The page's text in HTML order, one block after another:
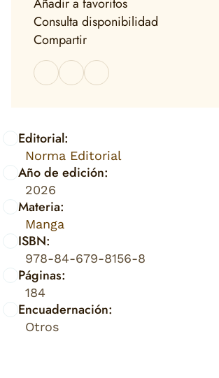
Editorial:
Norma Editorial
Año de edición:
2026
Materia:
Manga
ISBN:
978-84-679-8156-8
Páginas:
184
Encuadernación:
Otros
Consulta disponibilidad
Compartir